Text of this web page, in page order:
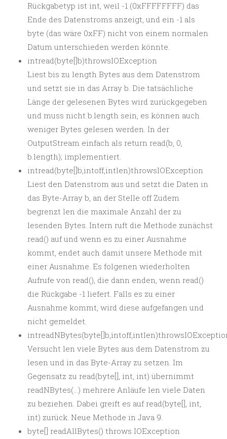
Rückgabetyp ist int, weil -1 (0xFFFFFFFF) das
Ende des Datenstroms anzeigt, und ein -1 als
byte (das wäre 0xFF) nicht von einem normalen
Datum unterschieden werden könnte.
intread(byte[]b)throwsIOException
Liest bis zu length Bytes aus dem Datenstrom
und setzt sie in das Array b. Die tatsächliche
Länge der gelesenen Bytes wird zurückgegeben
und muss nicht b.length sein, es können auch
weniger Bytes gelesen werden. In der
OutputStream einfach als return read(b, 0,
b.length); implementiert.
intread(byte[]b,intoff,intlen)throwsIOException
Liest den Datenstrom aus und setzt die Daten in
das Byte-Array b, an der Stelle off Zudem
begrenzt len die maximale Anzahl der zu
lesenden Bytes. Intern ruft die Methode zunächst
read() auf und wenn es zu einer Ausnahme
kommt, endet auch damit unsere Methode mit
einer Ausnahme. Es folgenen wiederholten
Aufrufe von read(), die dann enden, wenn read()
die Rückgabe -1 liefert. Falls es zu einer
Ausnahme kommt, wird diese aufgefangen und
nicht gemeldet.
Versucht len viele Bytes aus dem Datenstrom zu
lesen und in das Byte-Array zu setzen. Im
Gegensatz zu read(byte[], int, int) übernimmt
readNBytes(…) mehrere Anläufe len viele Daten
zu beziehen. Dabei greift es auf read(byte[], int,
int) zurück. Neue Methode in Java 9.
byte[] readAllBytes() throws IOException